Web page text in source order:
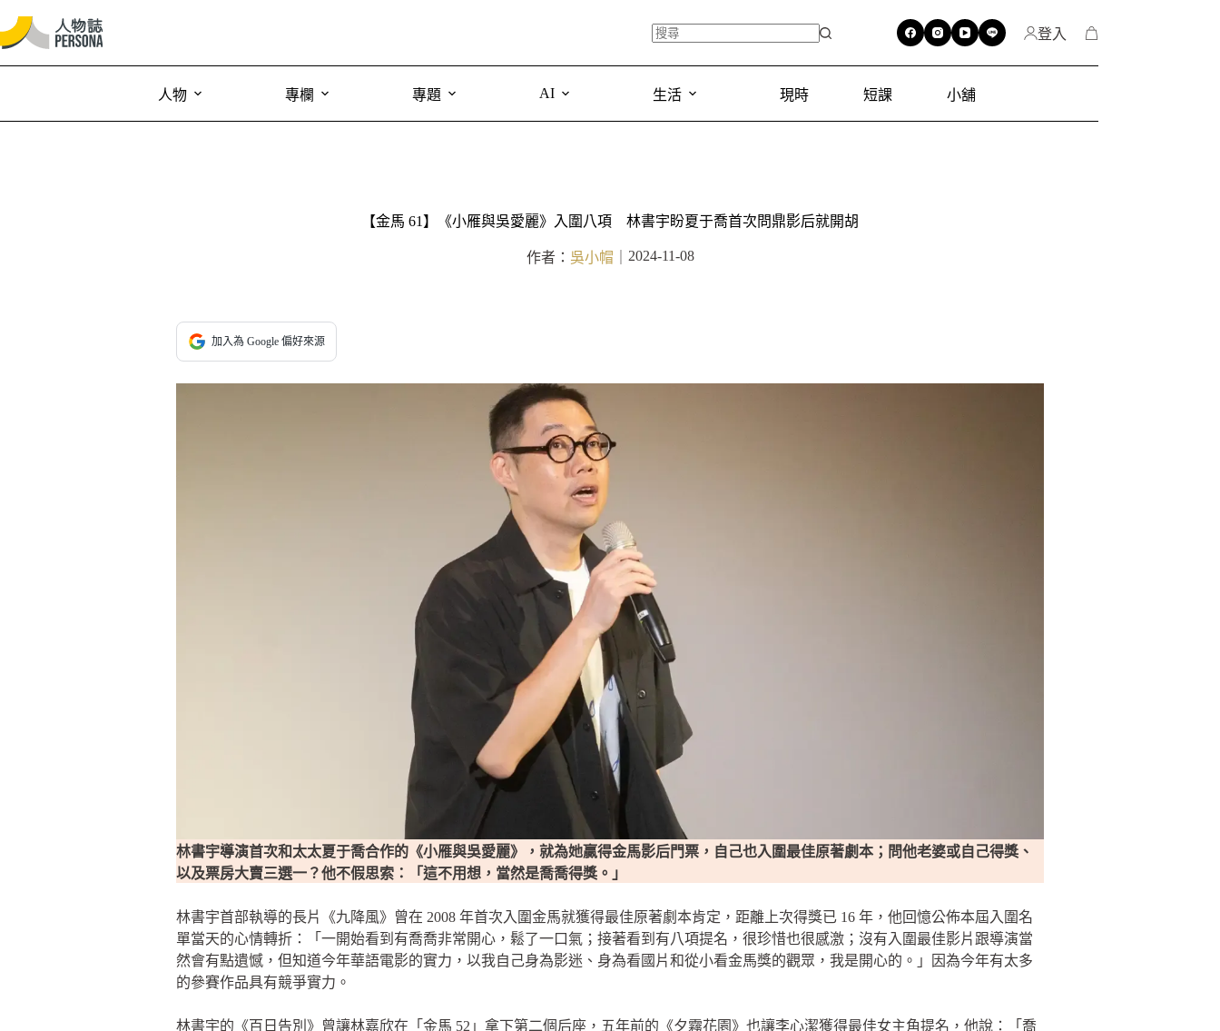
登入
人物 專欄 專題 AI 生活 現時 短課 小舖
【金馬 61】《小雁與吳愛麗》入圍八項 林書宇盼夏于喬首次問鼎影后就開胡
作者： 吳小帽 2024-11-08
加入為 Google 偏好來源
林書宇導演首次和太太夏于喬合作的《小雁與吳愛麗》，就為她贏得金馬影后門票，自己也入圍最佳原著劇本；問他老婆或自己得獎、
以及票房大賣三選一？他不假思索：「這不用想，當然是喬喬得獎。」
林書宇首部執導的長片《九降風》曾在 2008 年首次入圍金馬就獲得最佳原著劇本肯定，距離上次得獎已 16 年，他回憶公佈本屆入圍名
單當天的心情轉折：「一開始看到有喬喬非常開心，鬆了一口氣；接著看到有八項提名，很珍惜也很感激；沒有入圍最佳影片跟導演當
然會有點遺憾，但知道今年華語電影的實力，以我自己身為影迷、身為看國片和從小看金馬獎的觀眾，我是開心的。」因為今年有太多
的參賽作品具有競爭實力。
林書宇的《百日告別》曾讓林嘉欣在「金馬 52」拿下第二個后座，五年前的《夕霧花園》也讓李心潔獲得最佳女主角提名，他說：「喬